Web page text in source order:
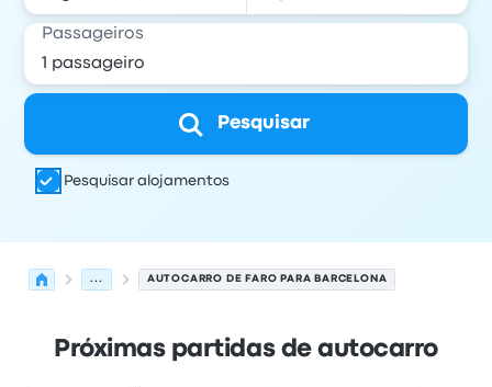
Passageiros
Pesquisar
Pesquisar alojamentos
... AUTOCARRO DE FARO PARA BARCELONA
Próximas partidas de autocarro